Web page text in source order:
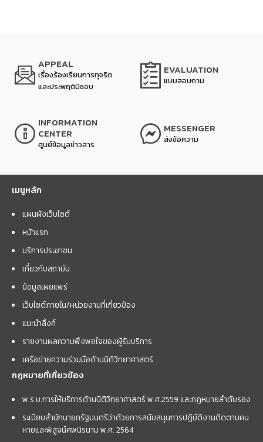
APPEAL
เรื่องร้องเรียนการทุจริต
และประพฤติมิชอบ
EVALUATION
แบบสอบถาม
INFORMATION
CENTER
ศูนย์ข้อมูลข่าวสาร
MESSENGER
ส่งข้อความ
เมนูหลัก
แผนผังเว็บไซต์
หน้าแรก
บริการประชาชน
เกี่ยวกับสถาบัน
ข้อมูลเผยแพร่
เว็บไซต์ภายใน/หน่วยงานที่เกี่ยวข้อง
แนะนำลิ้งค์
รายงานผลความพึงพอใจของผู้รับบริการ
เครือข่ายความร่วมมือด้านนิติวิทยาศาสตร์
กฎหมายที่เกี่ยวข้อง
พ.ร.บ.การให้บริการด้านนิติวิทยาศาสตร์ พ.ศ.2559 และกฏหมายลำดับรอง
ระเบียบสำนักนายกรัฐมนตรีว่าด้วยการสนับสนุนการปฏิบัติงานติดตามคน
หายและพิสูจน์ศพนิรนาม พ.ศ. 2564